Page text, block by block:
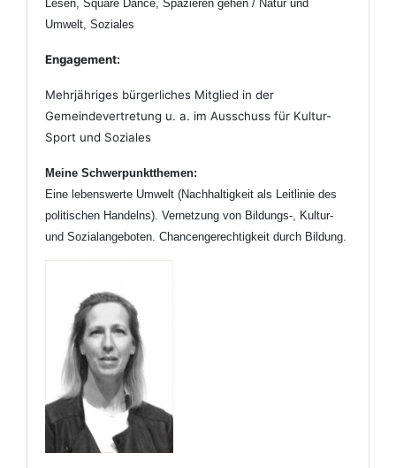
Lesen, Square Dance, Spazieren gehen / Natur und
Umwelt, Soziales
Engagement:
Mehrjähriges bürgerliches Mitglied in der
Gemeindevertretung u. a. im Ausschuss für Kultur-
Sport und Soziales
Meine Schwerpunktthemen:
Eine lebenswerte Umwelt (Nachhaltigkeit als Leitlinie des
politischen Handelns). Vernetzung von Bildungs-, Kultur-
und Sozialangeboten. Chancengerechtigkeit durch Bildung.